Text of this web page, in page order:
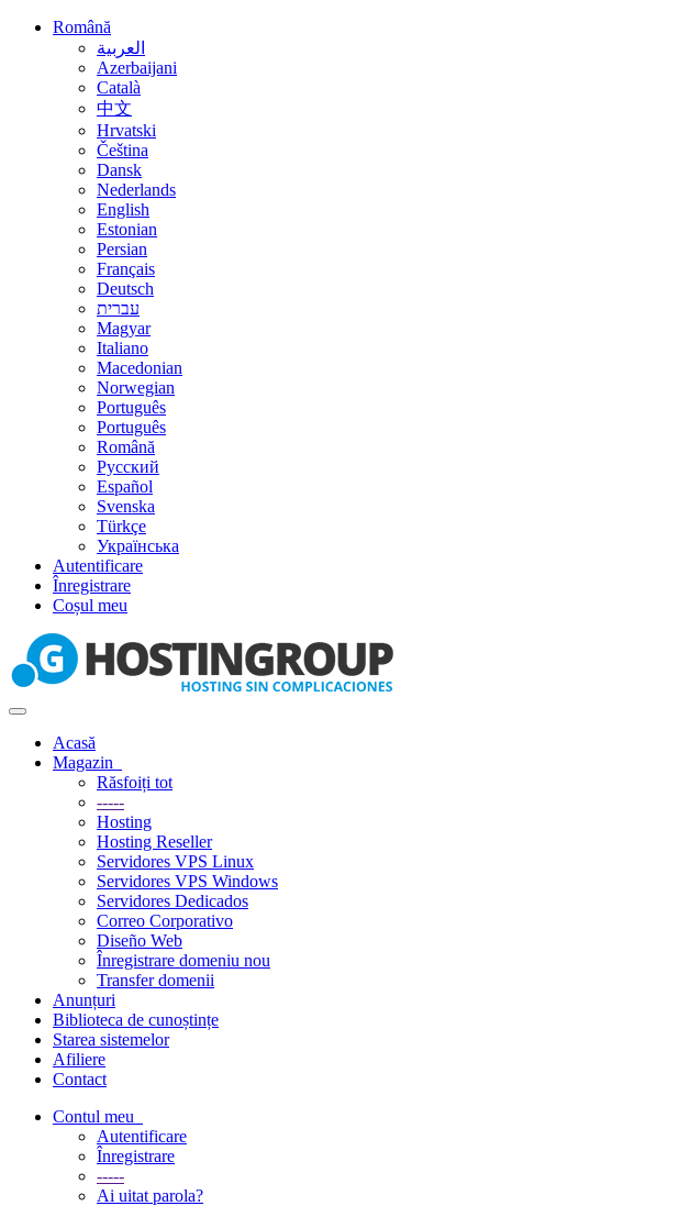
Română
العربية
Azerbaijani
Català
中文
Hrvatski
Čeština
Dansk
Nederlands
English
Estonian
Persian
Français
Deutsch
עברית
Magyar
Italiano
Macedonian
Norwegian
Português
Português
Română
Русский
Español
Svenska
Türkçe
Українська
Autentificare
Înregistrare
Coșul meu
Navigare
ToggleAcasă
Magazin
Răsfoiți tot
-----
Hosting
Hosting Reseller
Servidores VPS Linux
Servidores VPS Windows
Servidores Dedicados
Correo Corporativo
Diseño Web
Înregistrare domeniu nou
Transfer domenii
Anunțuri
Biblioteca de cunoștințe
Starea sistemelor
Afiliere
Contact
Contul meu
Autentificare
Înregistrare
-----
Ai uitat parola?